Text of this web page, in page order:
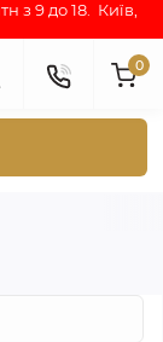
з 9 до 18. Київ,
0